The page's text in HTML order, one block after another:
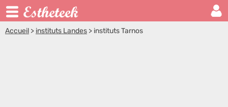
Accueil > instituts Landes > instituts Tarnos